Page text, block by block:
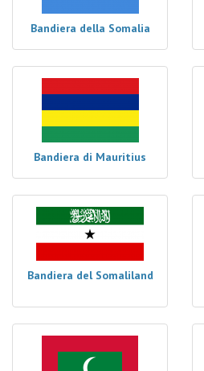
Bandiera della Somalia
Bandiera di Mauritius
Bandiera del Somaliland